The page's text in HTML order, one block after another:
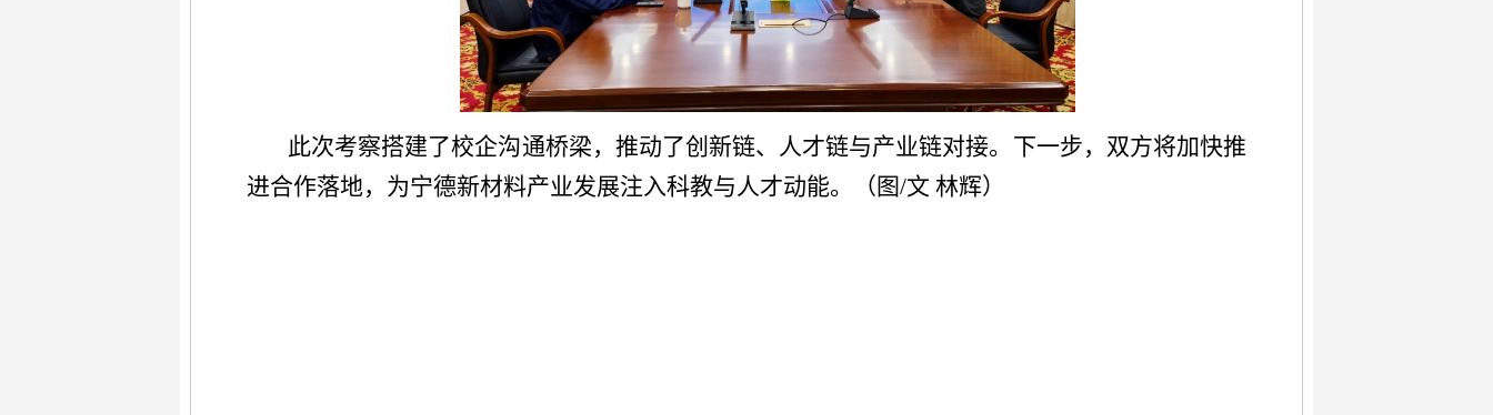
此次考察搭建了校企沟通桥梁，推动了创新链、人才链与产业链对接。下一步，双方将加快推
进合作落地，为宁德新材料产业发展注入科教与人才动能。（图/文 林辉）